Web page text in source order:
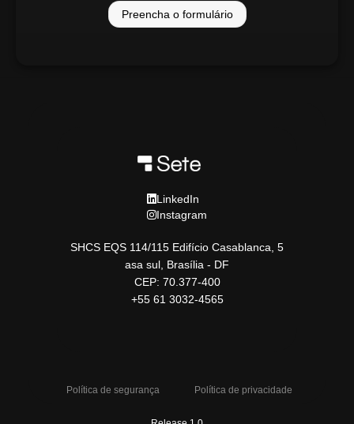
Preencha o formulário
LinkedIn
Instagram
SHCS EQS 114/115 Edifício Casablanca, 5
asa sul, Brasília - DF
CEP: 70.377-400
+55 61 3032-4565
Política de segurança Política de privacidade